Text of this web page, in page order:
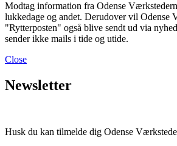
Modtag information fra Odense
lukkedage og andet. Derudover vil Odense
"Rytterposten" også blive sendt ud via
sender ikke mails i tide og utide.
Close
Newsletter
Husk du kan tilmelde dig Odense